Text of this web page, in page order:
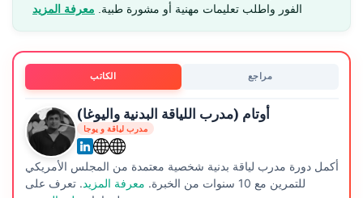
الفور واطلب تعليمات مهنية أو مشورة طبية. معرفة المزيد
الكاتب مراجع
أوتام (مدرب اللياقة البدنية واليوغا)
مدرب لياقة و يوجا
أكمل دورة مدرب لياقة بدنية شخصية معتمدة من المجلس الأمريكي
للتمرين مع 10 سنوات من الخبرة.
معرفة المزيد. تعرف على